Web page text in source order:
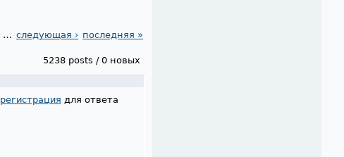
… следующая › последняя »
5238 posts / 0 новых
регистрация для ответа